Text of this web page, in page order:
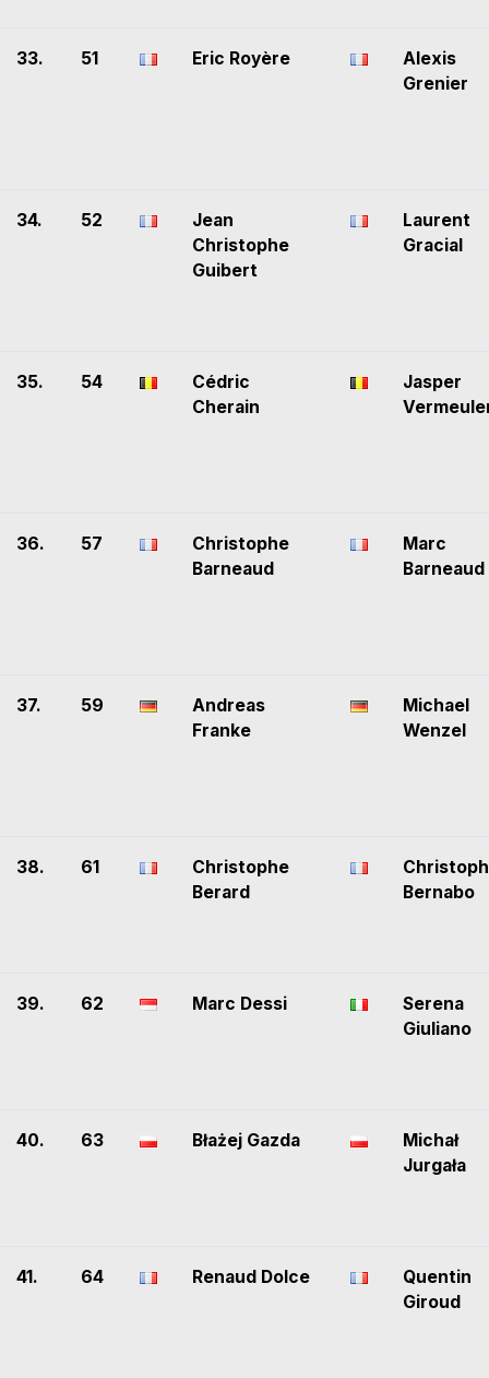
33. 51 Eric Royère
Alexis
Grenier
34. 52
Jean
Christophe
Guibert
Laurent
Gracial
35. 54
Cédric
Cherain
Jasper
36. 57
Christophe
Barneaud
Marc
Barneaud
37. 59
Andreas
Franke
Michael
Wenzel
38. 61
Christophe
Berard
Bernabo
39. 62 Marc Dessi
Serena
Giuliano
40. 63 Błażej Gazda
Michał
Jurgała
41. 64 Renaud Dolce
Quentin
Giroud